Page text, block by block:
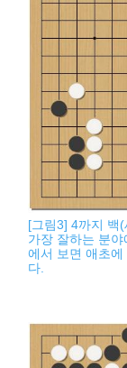
[그림3] 4까지 백
가장 잘하는 분
에서 보면 애초
다.